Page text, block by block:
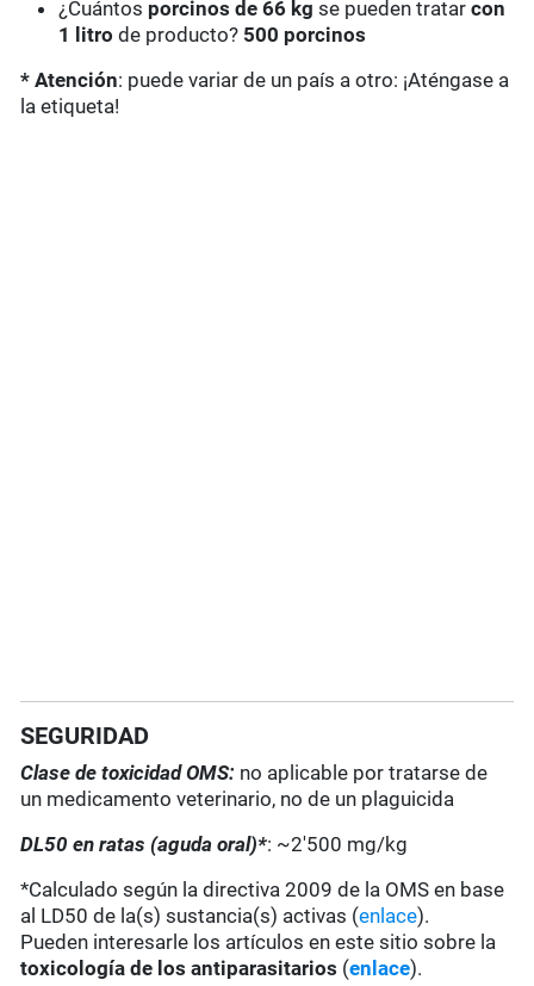
¿Cuántos porcinos de 66 kg se pueden tratarcon
1 litro de producto? 500 porcinos
* Atención: puede variar de un país a otro: ¡Aténgase a
la etiqueta!
SEGURIDAD
Clase de toxicidad OMS: no aplicable por tratarse de
un medicamento veterinario, no de un plaguicida
DL50 en ratas (aguda oral)*: ~2'500 mg/kg
*Calculado según la directiva 2009 de la OMS en base
al LD50 de la(s) sustancia(s) activas (enlace).
Pueden interesarle los artículos en este sitio sobre la
toxicología de los antiparasitarios (enlace).